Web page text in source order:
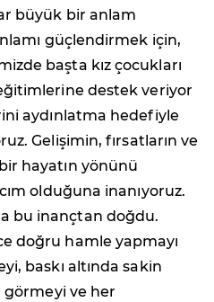
büyük bir anlam
güçlendirmek için,
başta kız çocukları
destek veriyor
aydınlatma hedefiyle
Gelişimin, fırsatların ve
hayatın yönünü
olduğuna inanıyoruz.
bu inançtan doğdu.
doğru hamle yapmayı
baskı altında sakin
görmeyi ve her